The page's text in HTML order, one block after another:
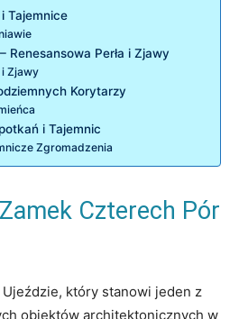
Tajemnice
Renesansowa Perła i Zjawy
Zjawy
Korytarzy
i Tajemnic
Zgromadzenia
Czterech Pór
który stanowi jeden z
obiektów architektonicznych w